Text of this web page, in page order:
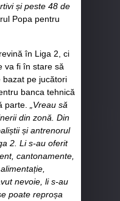
și peste 48 de
Popa pentru
în Liga 2, ci
va fi în stare să
bazat pe jucători
banca tehnică
parte.
„Vreau să
din zonă. Din
și antrenorul
2. Li s-au oferit
cantonamente,
nevoie, li s-au
poate reproșa